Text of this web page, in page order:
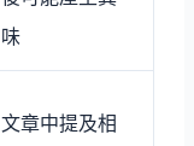
味
文章中提及相